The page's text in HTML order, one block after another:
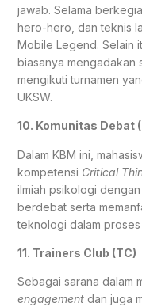
jawab. Selama
hero-hero, dan teknis
Mobile Legend. Selain
biasanya mengadakan
mengikuti turnamen
UKSW.
10. Komunitas Debat
Dalam KBM ini,
kompetensi Critical
ilmiah psikologi
berdebat serta
teknologi dalam
11. Trainers Club (TC)
Sebagai sarana dalam
engagement dan juga